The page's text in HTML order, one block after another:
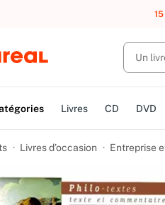
UN ACHAT,
Livres CD DVD
Livres d’occasion Entreprise